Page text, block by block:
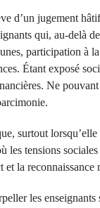
d’un jugement
qui, au-delà
participation à
Étant exposé
Ne
surtout
tensions
la reconnaissance
les